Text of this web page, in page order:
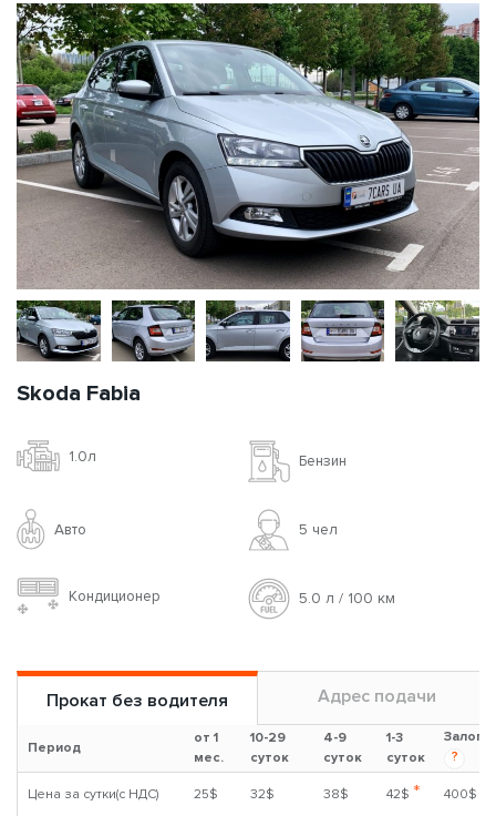
Skoda Fabia
1.0л Бензин
Авто 5 чел
Кондиционер 5.0 л / 100 км
Прокат без водителя Адрес подачи
Период
от 1
мес.
10-29
суток
4-9
суток
1-3
суток
Залог
?
Цена за сутки(с НДС) 25$ 32$ 38$ 42$ * 400$